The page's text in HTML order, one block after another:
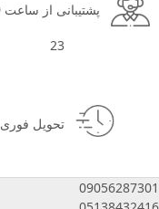
23
تحویل فوری
09056287301